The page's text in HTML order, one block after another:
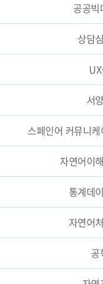
공공빅
상담
서
스페인어 커뮤니
자연어이
통계데
자연어
공